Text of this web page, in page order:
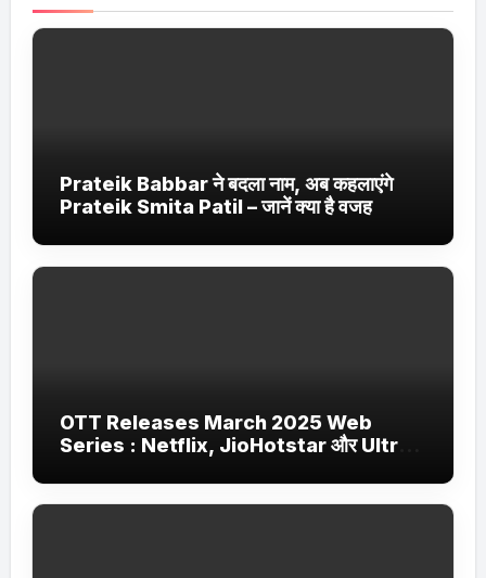
Prateik Babbar ने बदला नाम, अब कहलाएंगे
Prateik Smita Patil – जानें क्या है वजह
OTT Releases March 2025 Web
Series : Netflix, JioHotstar और Ultra